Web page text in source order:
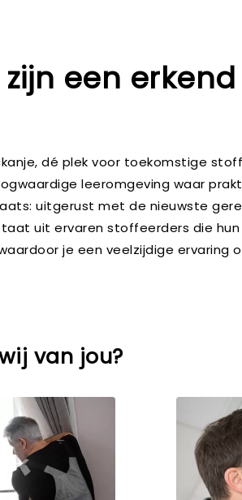
zijn een
dé plek voor toekomstige
leeromgeving waar
uitgerust met de nieuwste
uit ervaren stoffeerders die
je een veelzijdige ervaring
van jou?